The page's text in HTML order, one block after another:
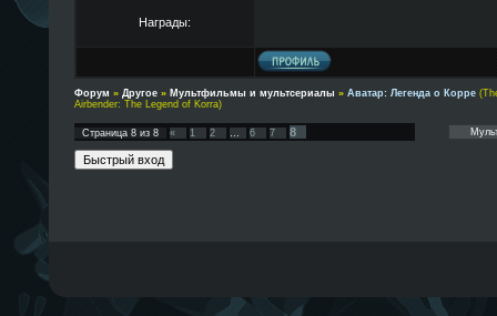
Награды:
Форум » Другое » Мультфильмы и мультсериалы » Аватар: Легенда о Корре
Airbender: The Legend of Korra)
Страница 8из 8 « 1 2 … 6 7 8